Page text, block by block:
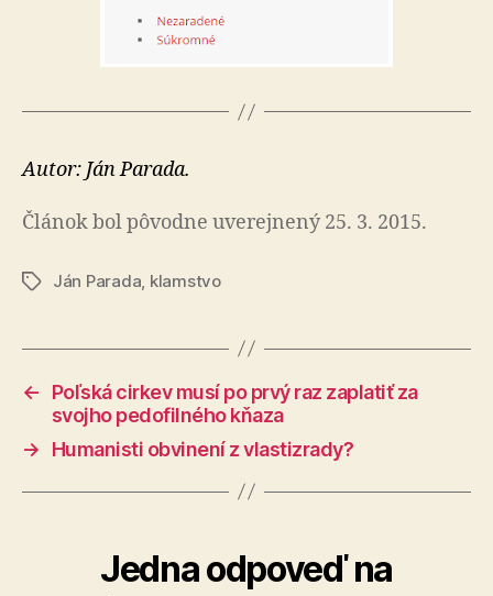
Autor: Ján Parada.
Článok bol pôvodne uverejnený 25. 3. 2015.
ZnačkyJán Parada klamstvo
←
Poľská cirkev musí po prvý raz zaplatiť za
svojho pedofilného kňaza
→
Humanisti obvinení z vlastizrady?
Jedna odpoveď na